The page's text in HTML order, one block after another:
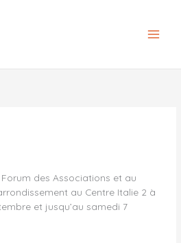
des Associations et au
au Centre Italie 2 à
et jusqu’au samedi 7